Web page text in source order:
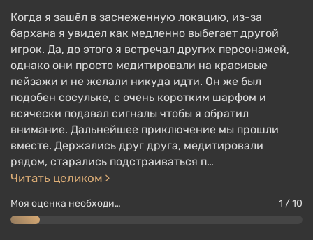
Когда я зашёл в заснеженную локацию, из-за
бархана я увидел как медленно выбегает другой
игрок. Да, до этого я встречал других персонажей,
однако они просто медитировали на красивые
пейзажи и не желали никуда идти. Он же был
подобен сосульке, с очень коротким шарфом и
всячески подавал сигналы чтобы я обратил
внимание. Дальнейшее приключение мы прошли
вместе. Держались друг друга, медитировали
рядом, старались подстраиваться п…
Читать целиком
Моя оценка необходимости оставить хотя бы один критерий для публикации обзора 1 / 10